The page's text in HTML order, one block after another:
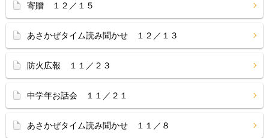
寄贈 １２／１５
あさかぜタイム読み聞かせ １２／１３
防火広報 １１／２３
中学年お話会 １１／２１
あさかぜタイム読み聞かせ １１／８